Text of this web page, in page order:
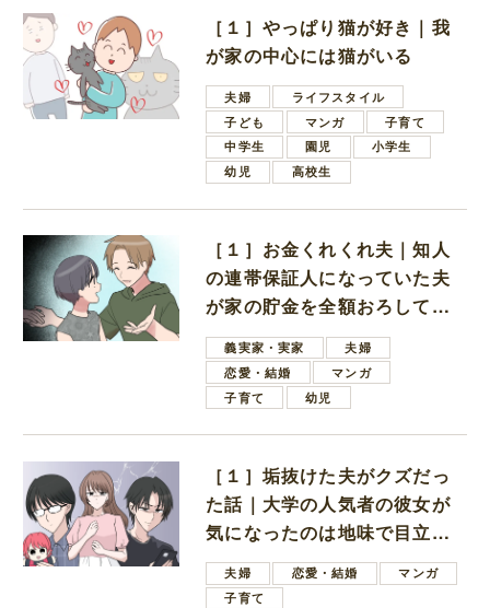
［１］やっぱり猫が好き｜我
が家の中心には猫がいる
夫婦
ライフスタイル
子ども
マンガ
子育て
中学生
園児
小学生
幼児
高校生
［１］お金くれくれ夫｜知人
の連帯保証人になっていた夫
が家の貯金を全額おろしてほ
しいと言ってきた
義実家・実家
夫婦
恋愛・結婚
マンガ
子育て
幼児
［１］垢抜けた夫がクズだっ
た話｜大学の人気者の彼女が
気になったのは地味で目立た
ない男子学生
夫婦 恋愛・結婚
マンガ
子育て